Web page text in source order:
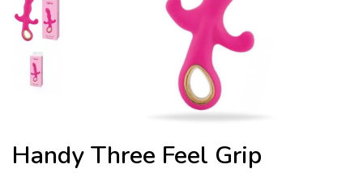
Handy Three Feel Grip